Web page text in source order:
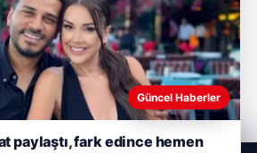
Güncel Haberler
paylaştı, fark edince hemen